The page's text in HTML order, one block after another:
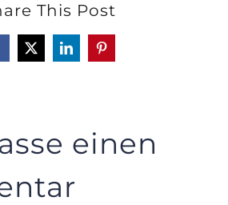
This Post
X LinkedInPinterest
einen